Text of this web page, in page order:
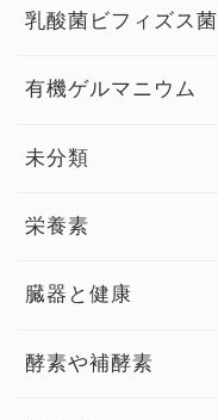
眼の健康
睡眠
乳酸菌ビフィズス菌
有機ゲルマニウム
未分類
栄養素
臓器と健康
臓器と健康 トップ
酵素や補酵素